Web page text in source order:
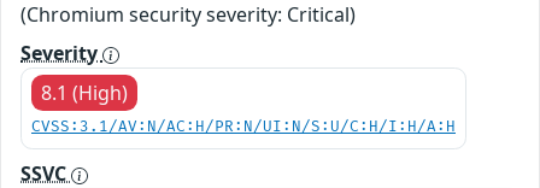
(Chromium security severity: Critical)
Severity
8.1 (High)
CVSS:3.1/AV:N/AC:H/PR:N/UI:N/S:U/C:H/I:H/A:H
SSVC